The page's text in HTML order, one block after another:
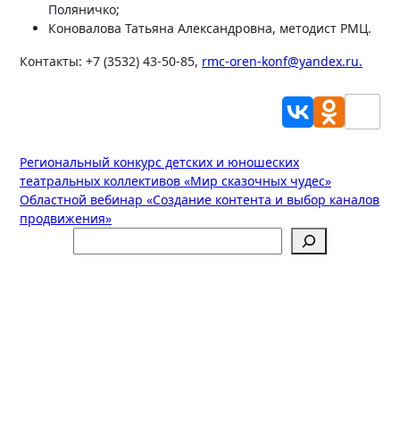
Поляничко;
Коновалова Татьяна Александровна, методист РМЦ.
Контакты: +7 (3532) 43-50-85, rmc-oren-konf@yandex.ru.
Навигация
по
записям
Региональный конкурс детских и юношеских
театральных коллективов «Мир сказочных чудес»
Областной вебинар «Создание контента и выбор каналов
продвижения»